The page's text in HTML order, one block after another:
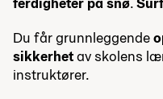
Du får grunnleggende
sikkerhetav skolens
instruktører.